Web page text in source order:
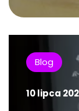
Blog
10 lipca